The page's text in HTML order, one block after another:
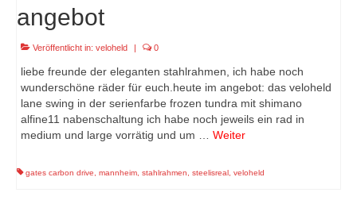
angebot
Veröffentlicht in: veloheld 0
liebe freunde der eleganten stahlrahmen, ich habe noch
wunderschöne räder für euch.heute im angebot: das veloheld
lane swing in der serienfarbe frozen tundra mit shimano
alfine11 nabenschaltung ich habe noch jeweils ein rad in
medium und large vorrätig und um … Weiter
gates carbon drive, mannheim, stahlrahmen, steelisreal, veloheld